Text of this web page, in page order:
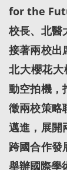
for the
校長、北醫
接著兩校出
北大櫻花
動空拍機，
徵兩校策略
邁進，展開
跨國合作發
舉辦國際學